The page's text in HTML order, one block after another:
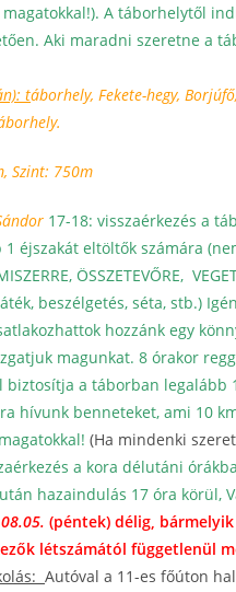
A táborhelytől
Aki maradni szeretne a
táborhely, Fekete-hegy,
Szint: 750m
17-18: visszaérkezés a
éjszakát eltöltők számára
ÖSSZETEVŐRE,
beszélgetés, séta, stb.)
hozzánk egy
magunkat. 8 órakor
a táborban legalább
hívunk benneteket, ami 10
(Ha mindenki
a kora délutáni
hazaindulás 17 óra körül,
(péntek) délig,
létszámától függetlenül
Autóval a 11-es főúton